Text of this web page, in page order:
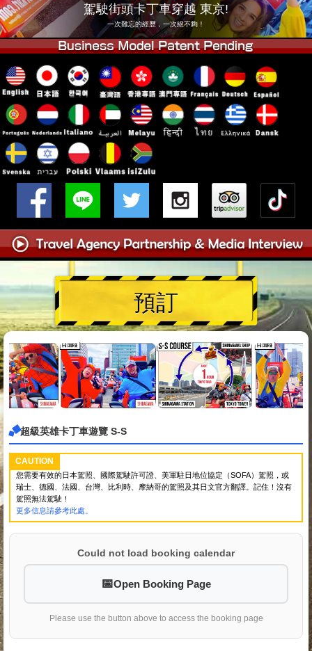
東京 淺草 大阪
沖繩
駕駛街頭卡丁車穿越 東京!
一次難忘的經歷，一次絕不夠！
預訂
超級英雄卡丁車遊覽 S-S
CAUTION
您需要有效的日本駕照、國際駕駛許可證、美軍駐日地位協定（SOFA）駕照，或
瑞士、德國、法國、台灣、比利時、摩納哥的駕照及其日文官方翻譯。記住！沒有
駕照無法駕駛！
更多信息請參考此處。
Could not load booking calendar
Open Booking Page
Please use the button above to access the booking page